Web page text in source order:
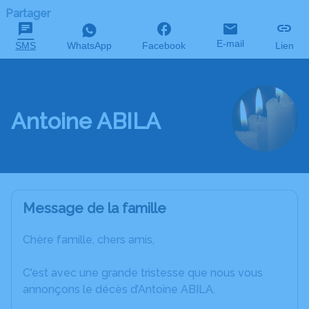
Partager
SMS WhatsApp Facebook E-mail Lien
Antoine ABILA
Message de la famille
Chère famille, chers amis,
C'est avec une grande tristesse que nous vous
annonçons le décès d’Antoine ABILA.